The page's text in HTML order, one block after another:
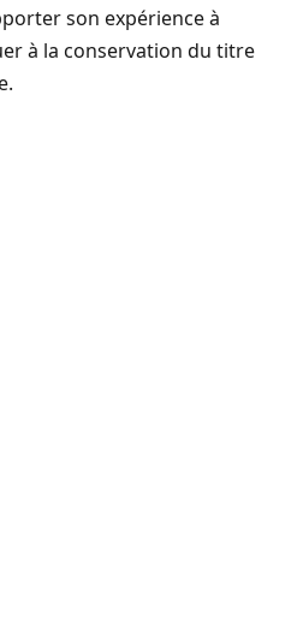
son expérience à
à la conservation du titre